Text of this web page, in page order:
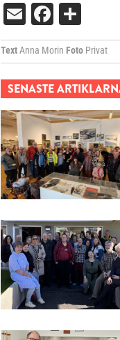
Email
TextAnna Morin FotoPrivat
SENASTE